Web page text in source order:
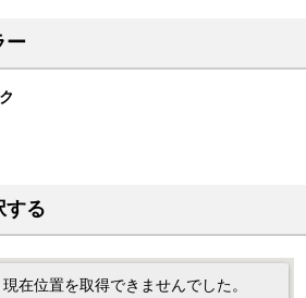
ー
する
現在位置を取得できませんでした。